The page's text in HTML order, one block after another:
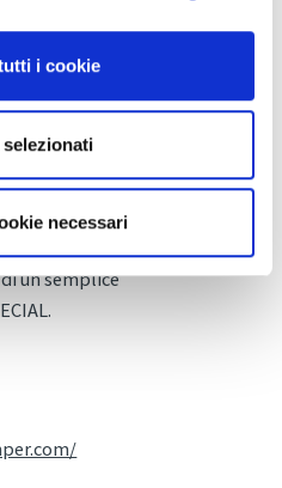
i cookie
necessari
la nuova
ampi spazi in
elettrico.
scelte di stile e
con grande
un semplice